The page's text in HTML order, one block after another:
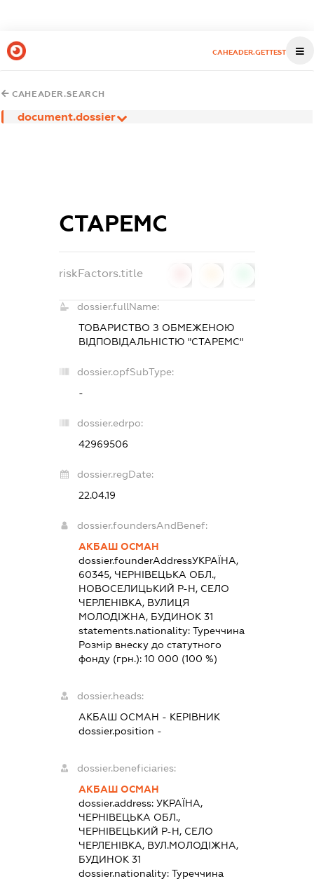
CAHEADER.GETTEST
CAHEADER.SEARCH
document.dossier
СТАРЕМС
riskFactors.title
dossier.fullName:
ТОВАРИСТВО З ОБМЕЖЕНОЮ
ВІДПОВІДАЛЬНІСТЮ "СТАРЕМС"
dossier.opfSubType:
-
dossier.edrpo:
42969506
dossier.regDate:
22.04.19
dossier.foundersAndBenef:
АКБАШ ОСМАН
dossier.founderAddressУКРАЇНА,
60345, ЧЕРНІВЕЦЬКА ОБЛ.,
НОВОСЕЛИЦЬКИЙ Р-Н, СЕЛО
ЧЕРЛЕНІВКА, ВУЛИЦЯ
МОЛОДІЖНА, БУДИНОК 31
statements.nationality: Туреччина
Розмір внеску до статутного
фонду (грн.): 10 000 (100 %)
dossier.heads:
АКБАШ ОСМАН - КЕРІВНИК
dossier.position -
dossier.beneficiaries:
АКБАШ ОСМАН
dossier.address: УКРАЇНА,
ЧЕРНІВЕЦЬКА ОБЛ.,
ЧЕРНІВЕЦЬКИЙ Р-Н, СЕЛО
ЧЕРЛЕНІВКА, ВУЛ.МОЛОДІЖНА,
БУДИНОК 31
dossier.nationality: Туреччина